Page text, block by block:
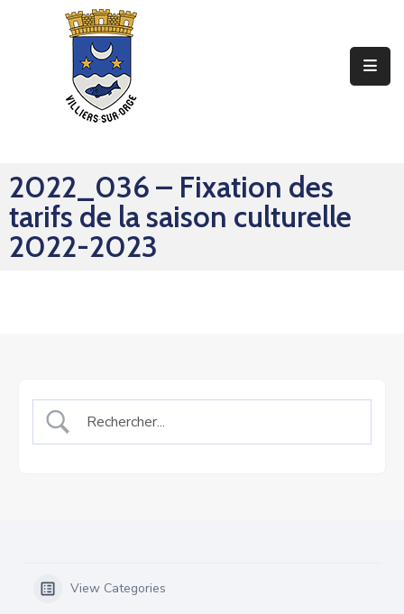
Mes
Sorties
2022_036 – Fixation des
tarifs de la saison culturelle
2022-2023
View Categories